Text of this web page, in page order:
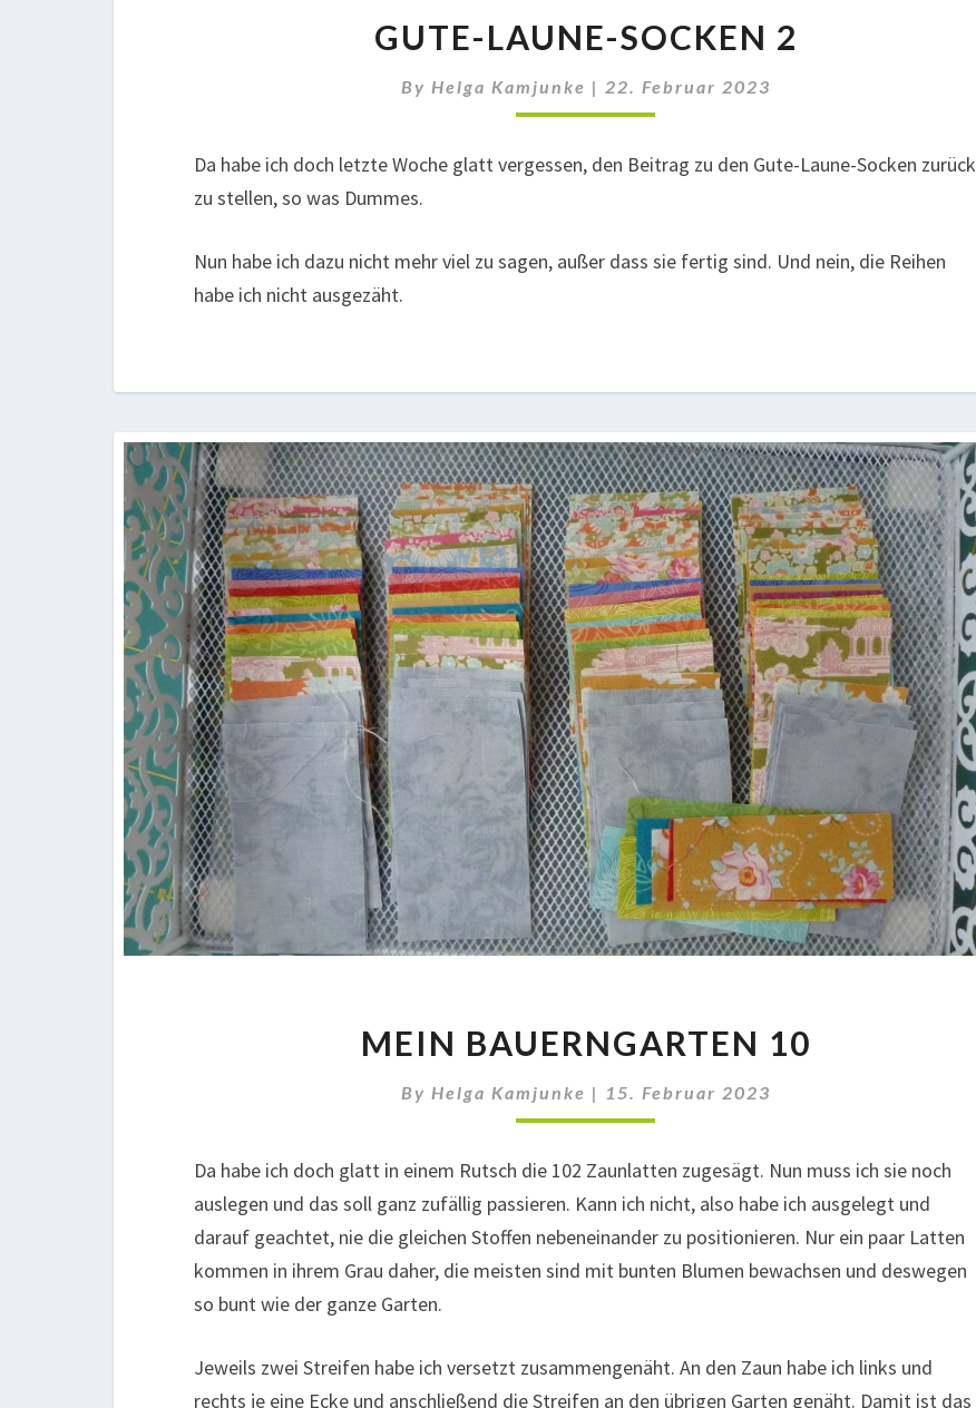
LAUNE-
2
GUTE-LAUNE-SOCKEN 2
By Helga Kamjunke | 22. Februar 2023
Da habe ich doch letzte Woche glatt vergessen, den Beitrag zu den Gute-Laune-Socken zurück
zu stellen, so was Dummes.
Nun habe ich dazu nicht mehr viel zu sagen, außer dass sie fertig sind. Und nein, die Reihen
habe ich nicht ausgezäht.
BAUERNGARTEN
MEIN BAUERNGARTEN 10
By Helga Kamjunke | 15. Februar 2023
Da habe ich doch glatt in einem Rutsch die 102 Zaunlatten zugesägt. Nun muss ich sie noch
auslegen und das soll ganz zufällig passieren. Kann ich nicht, also habe ich ausgelegt und
darauf geachtet, nie die gleichen Stoffen nebeneinander zu positionieren. Nur ein paar Latten
kommen in ihrem Grau daher, die meisten sind mit bunten Blumen bewachsen und deswegen
so bunt wie der ganze Garten.
Jeweils zwei Streifen habe ich versetzt zusammengenäht. An den Zaun habe ich links und
rechts je eine Ecke und anschließend die Streifen an den übrigen Garten genäht. Damit ist das